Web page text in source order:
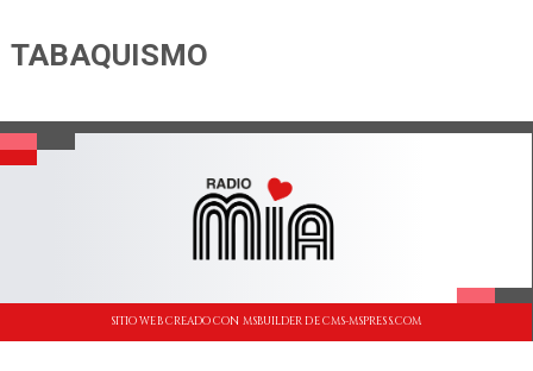
TABAQUISMO
SITIO WEB CREADO CON MSBUILDER DE CMS-MSPRESS.COM